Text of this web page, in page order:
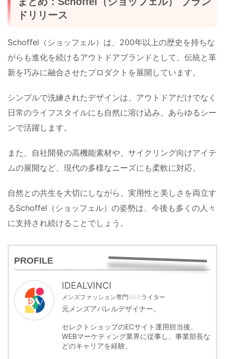
ドリリース
Schoffel（ショッフェル）は、200年以上の歴史を持ちな
がらも進化を続けるアウトドアブランドとして、伝統と革
新を巧みに融合させたプロダクトを展開しています。
シンプルで洗練されたデザインは、アウトドアだけでなく
日常のライフスタイルにも自然に溶け込み、あらゆるシー
ンで活躍します。
また、自社開発の高機能素材や、サイクリング向けアイテ
ムの展開など、現代の多様なニーズにも柔軟に対応。
自然との共生を大切にしながら、実用性と美しさを両立す
るSchoffel（ショッフェル）の姿勢は、今後も多くの人々
に支持され続けることでしょう。
PROFILE
IDEALVINCI
メンズファッション専門WEBライター
元メンズアパレルデザイナー。
セレクトショップのECサイト運用担当後、
WEBマーケティング業界に従事し、事業部長な
どのキャリアを経験。